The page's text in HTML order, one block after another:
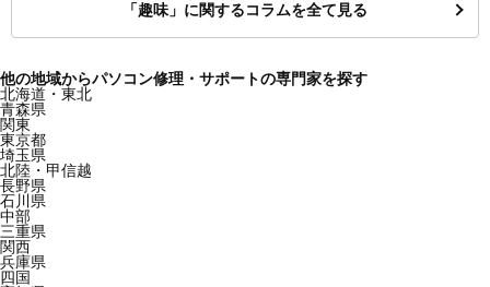
「趣味」に関するコラムを全て見る
他の地域からパソコン修理・サポートの専門家を探す
北海道・東北
青森県
関東
東京都
埼玉県
北陸・甲信越
長野県
石川県
中部
三重県
関西
兵庫県
四国